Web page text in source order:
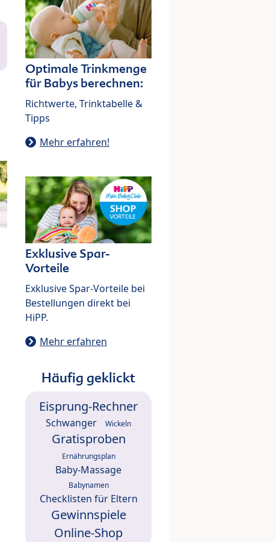
Optimale Trinkmenge
für Babys berechnen:
Richtwerte, Trinktabelle &
Tipps
Mehr erfahren!
Exklusive Spar-
Vorteile
Exklusive Spar-Vorteile bei
Bestellungen direkt bei
HiPP.
Mehr erfahren
Häufig geklickt
Eisprung-Rechner
Schwanger Wickeln
Gratisproben
Ernährungsplan
Baby-Massage
Babynamen
Checklisten für Eltern
Gewinnspiele
Online-Shop